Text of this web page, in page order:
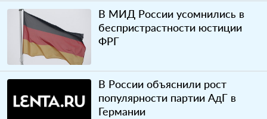
В МИД России усомнились в
беспристрастности юстиции
ФРГ
В России объяснили рост
популярности партии АдГ в
Германии